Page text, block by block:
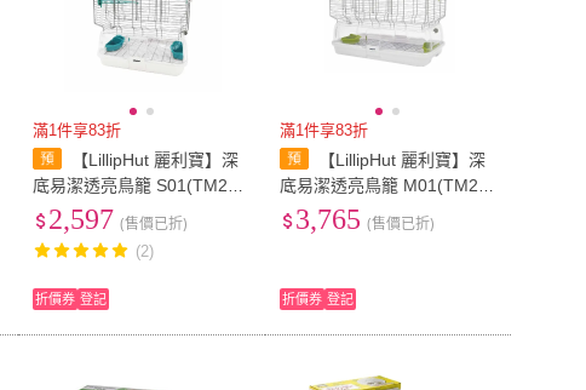
滿1件享83折
【LillipHut 麗利寶】深
底易潔透亮鳥籠 S01(TM226
0) 2,597 (售價已折)
(2)
折價券 登記
滿1件享83折
【LillipHut 麗利寶】深
底易潔透亮鳥籠 M01(TM22
62)3,765 (售價已折)
折價券 登記